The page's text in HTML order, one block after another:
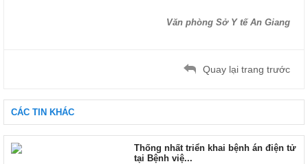
Văn phòng Sở Y tế An Giang
Quay lại trang trước
CÁC TIN KHÁC
Thống nhất triển khai bệnh án điện tử
tại Bệnh việ...